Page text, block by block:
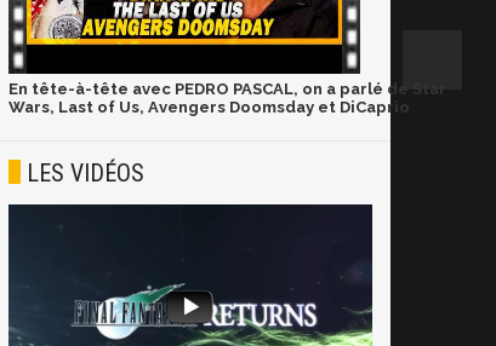
En tête-à-tête avec PEDRO PASCAL, on a parlé de Star
Wars, Last of Us, Avengers Doomsday et DiCaprio
LES VIDÉOS